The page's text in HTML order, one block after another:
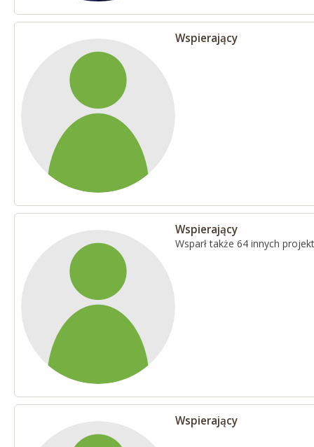
Wspierający
Wspierający
Wsparł także 64 innych
Wspierający